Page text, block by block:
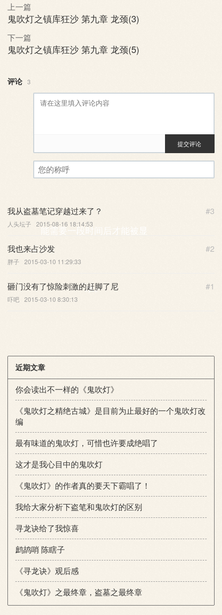
上一篇
鬼吹灯之镇库狂沙 第九章 龙颈(3)
下一篇
鬼吹灯之镇库狂沙 第九章 龙颈(5)
评论 3
评论审核已启用。您的评论可
能需要一段时间后才能被显
示。
提交评论
#3
我从盗墓笔记穿越过来了？
人头坛子 2015-08-16 18:14:53
#2
我也来占沙发
胖子 2015-03-10 11:29:33
#1
砸门没有了惊险刺激的赶脚了尼
吓吧 2015-03-10 8:30:13
近期文章
你会读出不一样的《鬼吹灯》
《鬼吹灯之精绝古城》是目前为止最好的一个鬼吹灯改
编
最有味道的鬼吹灯，可惜也许要成绝唱了
这才是我心目中的鬼吹灯
《鬼吹灯》的作者真的要天下霸唱了！
我给大家分析下盗笔和鬼吹灯的区别
寻龙诀给了我惊喜
鹧鸪哨 陈瞎子
《寻龙诀》观后感
《鬼吹灯》之最终章，盗墓之最终章